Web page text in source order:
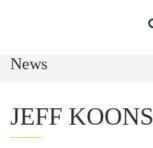
News
JEFF KOONS